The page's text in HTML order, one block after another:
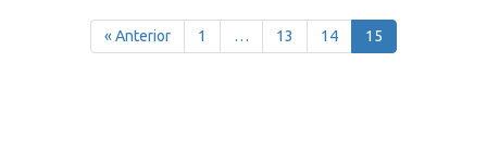
« Anterior 1 … 13 14 15